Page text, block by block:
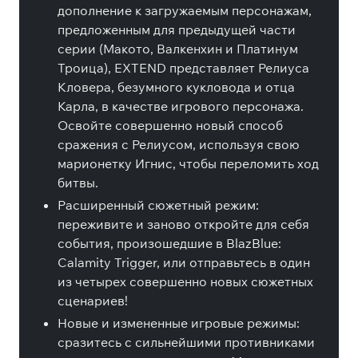
дополнение к загружаемым персонажам,
предложенным для предыдущей части
серии (Макото, Валкенхин и Платинум
Троица), EXTEND представляет Релиуса
Кловера, безумного кукловода и отца
Карла, в качестве игрового персонажа.
Освойте совершенно новый способ
сражения с Релиусом, используя свою
марионетку Игнис, чтобы переломить ход
битвы.
Расширенный сюжетный режим:
переживите и заново откройте для себя
события, произошедшие в BlazBlue:
Calamity Trigger, или отправьтесь в один
из четырех совершенно новых сюжетных
сценариев!
Новые и измененные игровые режимы:
сразитесь с сильнейшими противниками